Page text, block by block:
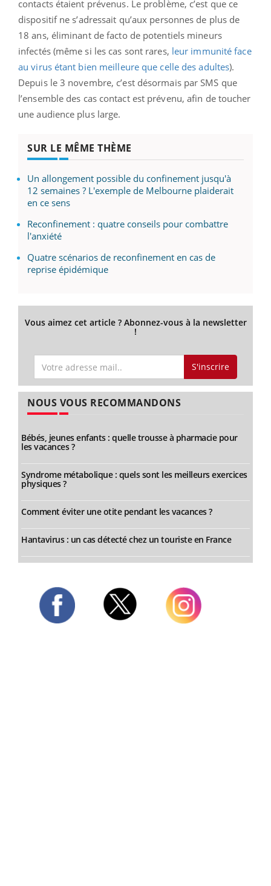
contacts étaient prévenus. Le problème, c’est que ce
dispositif ne s’adressait qu’aux personnes de plus de
18 ans, éliminant de facto de potentiels mineurs
infectés (même si les cas sont rares, leur immunité face
au virus étant bien meilleure que celle des adultes).
Depuis le 3 novembre, c’est désormais par SMS que
l’ensemble des cas contact est prévenu, afin de toucher
une audience plus large.
SUR LE MÊME THÈME
Un allongement possible du confinement jusqu'à
12 semaines ? L'exemple de Melbourne plaiderait
en ce sens
Reconfinement : quatre conseils pour combattre
l'anxiété
Quatre scénarios de reconfinement en cas de
reprise épidémique
Vous aimez cet article ? Abonnez-vous à la newsletter
!
S'inscrire
NOUS VOUS RECOMMANDONS
Bébés, jeunes enfants : quelle trousse à pharmacie pour
les vacances ?
Syndrome métabolique : quels sont les meilleurs exercices
physiques ?
Comment éviter une otite pendant les vacances ?
Hantavirus : un cas détecté chez un touriste en France